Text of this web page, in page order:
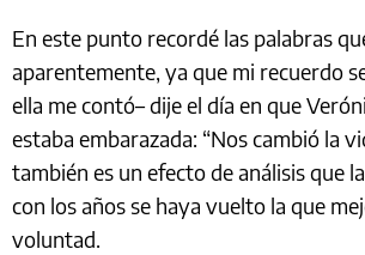
En este punto recordé las palabras
aparentemente, ya que mi recuerdo
ella me contó– dije el día en que
estaba embarazada: “Nos cambió la
también es un efecto de análisis que
con los años se haya vuelto la que
voluntad.